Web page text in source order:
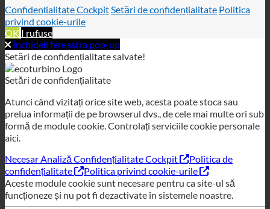
Setări de confidențialitate
Atunci când vizitați orice site web, acesta poate stoca sau
prelua informații de pe browserul dvs., de cele mai multe ori sub
formă de module cookie. Controlați serviciile cookie personale
aici.
Confidențialitate Cockpit
confidențialitate
Politica privind cookie-urile
Aceste module cookie sunt necesare pentru ca site-ul să
funcționeze și nu pot fi dezactivate în sistemele noastre.
Pentru a activa serviciul GDPR pe acest site, utilizăm
următoarele module cookie necesare din punct de vedere
tehnic:
wordpress_gdpr_allowed_services